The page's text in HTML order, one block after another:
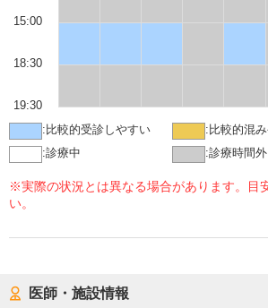
15:00
18:30
19:30
: 比較的受診しやすい : 比較的混
:診療中 :診療時間外
※実際の状況とは異なる場合があります。目
い。
医師・施設情報